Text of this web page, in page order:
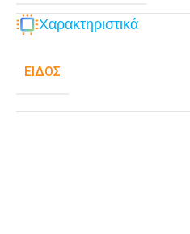
Χαρακτηριστικά
ΕΊΔΟΣ